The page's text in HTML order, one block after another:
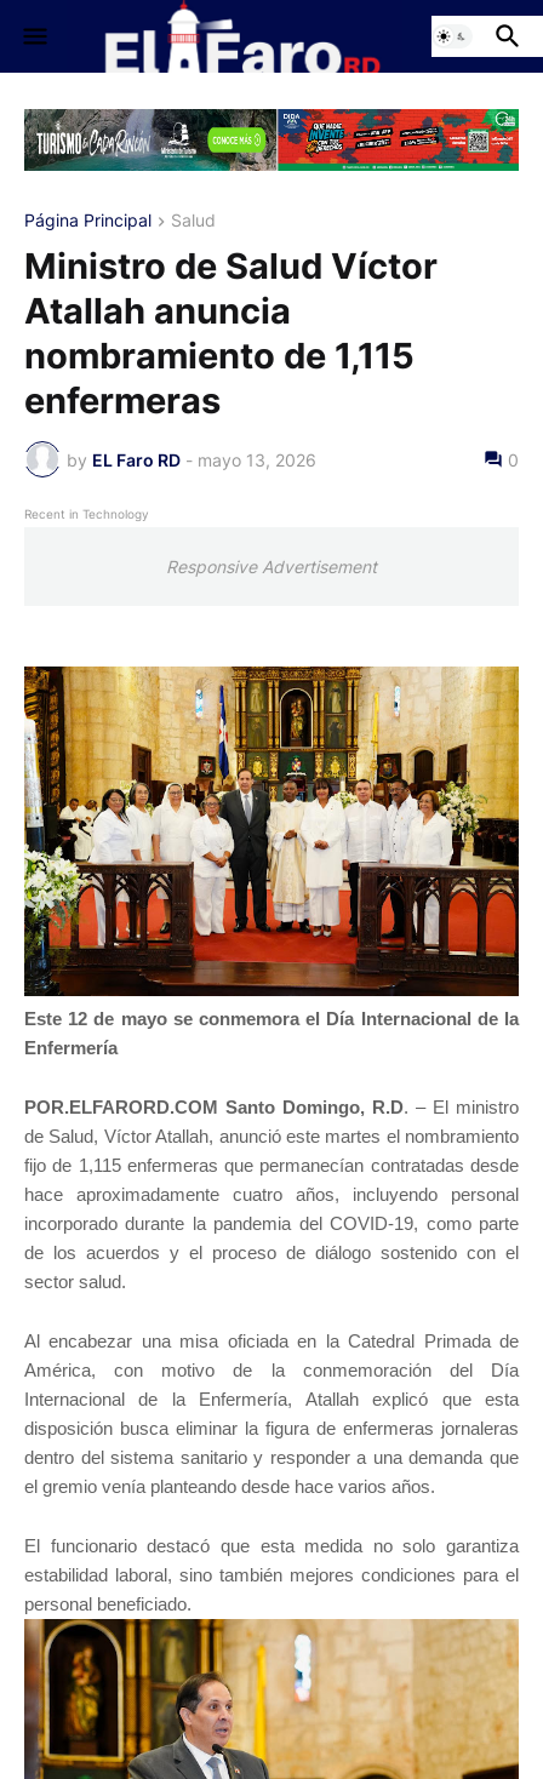
Página Principal Salud
Ministro de Salud Víctor
Atallah anuncia
nombramiento de 1,115
enfermeras
by EL Faro RD - mayo 13, 2026 0
Recent in Technology
Responsive Advertisement
Este 12 de mayo se conmemora el Día Internacional de la
Enfermería
POR.ELFARORD.COM Santo Domingo, R.D. – El ministro
de Salud, Víctor Atallah, anunció este martes el nombramiento
fijo de 1,115 enfermeras que permanecían contratadas desde
hace aproximadamente cuatro años, incluyendo personal
incorporado durante la pandemia del COVID-19, como parte
de los acuerdos y el proceso de diálogo sostenido con el
sector salud.
Al encabezar una misa oficiada en la Catedral Primada de
América, con motivo de la conmemoración del Día
Internacional de la Enfermería, Atallah explicó que esta
disposición busca eliminar la figura de enfermeras jornaleras
dentro del sistema sanitario y responder a una demanda que
el gremio venía planteando desde hace varios años.
El funcionario destacó que esta medida no solo garantiza
estabilidad laboral, sino también mejores condiciones para el
personal beneficiado.